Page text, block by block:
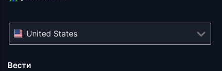
Вести
United States